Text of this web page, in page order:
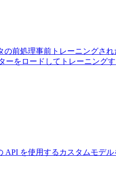
の前処理事前トレーニングさ
ーをロードしてトレーニング
API を使用する カスタムモデ